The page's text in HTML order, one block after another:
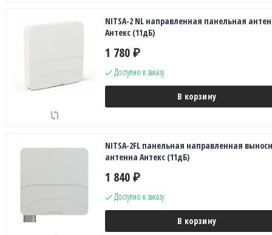
NITSA-2 NL направленная панельная
Антекс (11дБ)
1 780 ₽
Доступно к заказу
В корзину
NITSA-2FL панельная направленная
антенна Антекс (11дБ)
1 840 ₽
Доступно к заказу
В корзину